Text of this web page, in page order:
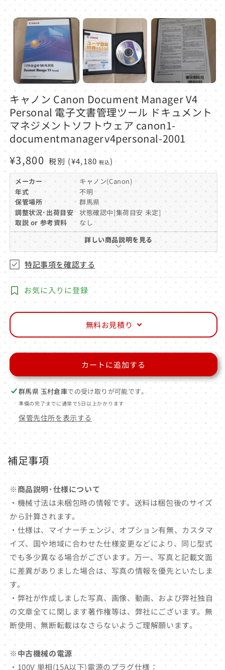
ル
を
く
キャノン Canon Document Manager V4
Personal 電子文書管理ツール ドキュメント
マネジメントソフトウェア canon1-
documentmanagerv4personal-2001
通
常
価
格
¥3,800 税別 (¥4,180 税込)
メーカー
キャノン(Canon)
年式
不明
保管場所
群馬県
調整状況･出荷目安
状態確認中[集荷目安 未定]
取説 or 参考資料
なし
詳しい商品説明を見る
特記事項を確認する
お気に入りに登録
無料お見積り
カートに追加する
群馬県 玉村倉庫での受け取りが可能です。
準備の完了までに通常で5日以上かかります
保管先住所を表示する
補足事項
※商品説明･仕様について
・機械寸法は未梱包時の情報です。送料は梱包後のサイズ
から計算されます。
・仕様は、マイナーチェンジ、オプション有無、カスタマ
イズ、国や地域に合わせた仕様変更などにより、同じ型式
でも多少異なる場合がございます。万一、写真と記載文面
に差異がありました場合は、写真の情報を優先といたしま
す。
・弊社が作成しました写真、画像、動画、および弊社独自
の文章全てに関します著作権等は、弊社にございます。無
断使用、無断転載はなさらないようご理解願います。
※中古機械の電源
・100V 単相(15A以下)電源のプラグ仕様：